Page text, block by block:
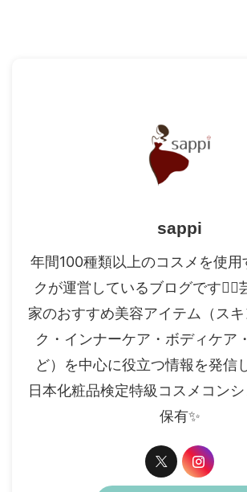
sappi
年間100種類以上のコスメを使用
クが運営しているブログです✍🏻
家のおすすめ美容アイテム（ス
ク・インナーケア・ボディケア
ど）を中心に役立つ情報を発信
日本化粧品検定特級コスメコン
保有✨️